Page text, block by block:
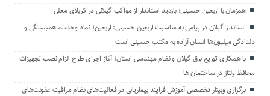
همزمان با اربعین حسینی؛ بازدید استاندار از مواکب گیلانی در کربلای معلی
استاندار گیلان در پیامی به مناسبت اربعین حسینی: اربعین؛ نماد وحدت، همبستگی و
دلدادگی میلیون‌ها انسان آزاده به مکتب حسینی است
با همکاری توزیع برق گیلان و نظام مهندسی استان؛ آغاز اجرای طرح الزام نصب تجهیزات
محافظ ولتاژ در ساختمان ها
برگزاری وبینار تخصصی آموزش فرایند بیماریابی در فعالیت‌های نظام مراقبت عفونت‌های